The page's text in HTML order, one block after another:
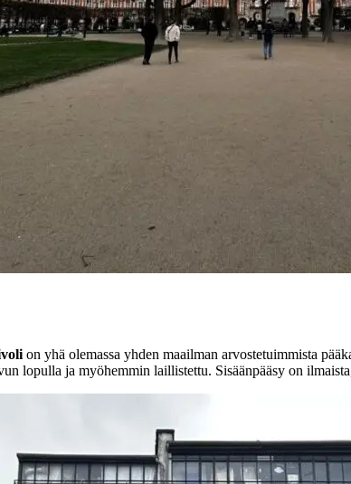
on yhä olemassa yhden maailman arvostetuimmista
lopulla ja myöhemmin laillistettu. Sisäänpääsy on